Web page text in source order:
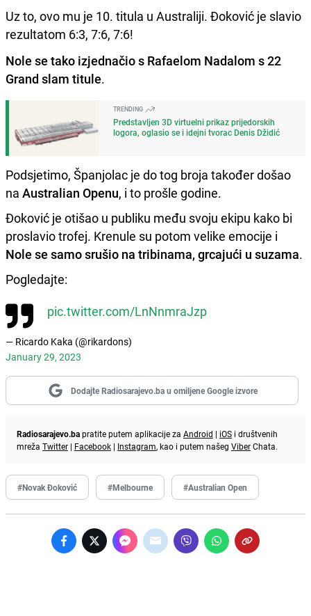
Uz to, ovo mu je 10. titula u Australiji. Đoković je slavio
rezultatom 6:3, 7:6, 7:6!
Nole se tako izjednačio s Rafaelom Nadalom s 22
Grand slam titule.
TRENDING
Predstavljen 3D virtuelni prikaz prijedorskih
logora, oglasio se i idejni tvorac Denis Džidić
Podsjetimo, Španjolac je do tog broja također došao
na Australian Openu, i to prošle godine.
Đoković je otišao u publiku među svoju ekipu kako bi
proslavio trofej. Krenule su potom velike emocije i
Nole se samo srušio na tribinama, grcajući u suzama.
Pogledajte:
pic.twitter.com/LnNnmraJzp
— Ricardo Kaka (@rikardons)
January 29, 2023
Dodajte Radiosarajevo.ba u omiljene Google izvore
Radiosarajevo.bapratite putem aplikacije za Android | iOS i društvenih
mreža Twitter | Facebook | Instagram, kao i putem našeg ViberChata.
#Novak Đoković #Melbourne #Australian Open